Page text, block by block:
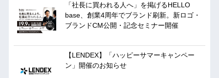
「社長に買われる人へ」を掲げるHELLO
base、創業4周年でブランド刷新。新ロゴ・
ブランドCM公開・記念セミナー開催
【LENDEX】「ハッピーサマーキャンペー
ン」開催のお知らせ